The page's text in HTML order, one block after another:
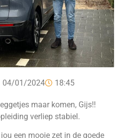
04/01/2024 18:45
maar komen, Gijs!!
verliep stabiel.
een mooie zet in de goede